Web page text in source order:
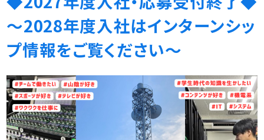
～2028年度入社はインターンシッ
プ情報をご覧ください～